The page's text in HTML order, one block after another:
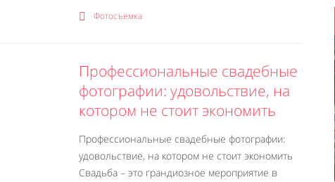
Фотосъемка
Профессиональные свадебные
фотографии: удовольствие, на
котором не стоит экономить
Профессиональные свадебные фотографии:
удовольствие, на котором не стоит экономить
Свадьба – это грандиозное мероприятие в